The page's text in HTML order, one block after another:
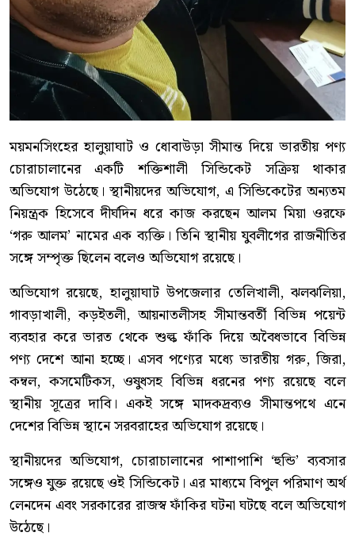
ময়মনসিংহের হালুয়াঘাট ও ধোবাউড়া সীমান্ত দিয়ে ভারতীয় পণ্য
চোরাচালানের একটি শক্তিশালী সিন্ডিকেট সক্রিয় থাকার
অভিযোগ উঠেছে। স্থানীয়দের অভিযোগ, এ সিন্ডিকেটের অন্যতম
নিয়ন্ত্রক হিসেবে দীর্ঘদিন ধরে কাজ করছেন আলম মিয়া ওরফে
‘গরু আলম’ নামের এক ব্যক্তি। তিনি স্থানীয় যুবলীগের রাজনীতির
সঙ্গে সম্পৃক্ত ছিলেন বলেও অভিযোগ রয়েছে।
অভিযোগ রয়েছে, হালুয়াঘাট উপজেলার তেলিখালী, ঝলঝলিয়া,
গাবড়াখালী, কড়ইতলী, আয়নাতলীসহ সীমান্তবর্তী বিভিন্ন পয়েন্ট
ব্যবহার করে ভারত থেকে শুল্ক ফাঁকি দিয়ে অবৈধভাবে বিভিন্ন
পণ্য দেশে আনা হচ্ছে। এসব পণ্যের মধ্যে ভারতীয় গরু, জিরা,
কম্বল, কসমেটিকস, ওষুধসহ বিভিন্ন ধরনের পণ্য রয়েছে বলে
স্থানীয় সূত্রের দাবি। একই সঙ্গে মাদকদ্রব্যও সীমান্তপথে এনে
দেশের বিভিন্ন স্থানে সরবরাহের অভিযোগ রয়েছে।
স্থানীয়দের অভিযোগ, চোরাচালানের পাশাপাশি ‘হুন্ডি’ ব্যবসার
সঙ্গেও যুক্ত রয়েছে ওই সিন্ডিকেট। এর মাধ্যমে বিপুল পরিমাণ অর্থ
লেনদেন এবং সরকারের রাজস্ব ফাঁকির ঘটনা ঘটছে বলে অভিযোগ
উঠেছে।